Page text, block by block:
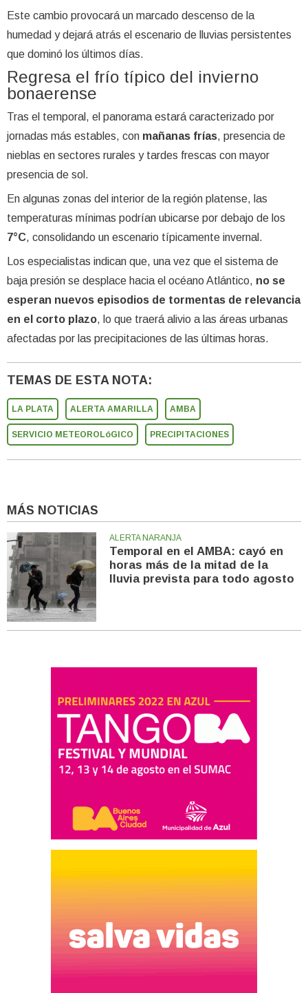
Este cambio provocará un marcado descenso de la
humedad y dejará atrás el escenario de lluvias persistentes
que dominó los últimos días.
Regresa el frío típico del invierno
bonaerense
Tras el temporal, el panorama estará caracterizado por
jornadas más estables, con mañanas frías, presencia de
nieblas en sectores rurales y tardes frescas con mayor
presencia de sol.
En algunas zonas del interior de la región platense, las
temperaturas mínimas podrían ubicarse por debajo de los
7°C, consolidando un escenario típicamente invernal.
Los especialistas indican que, una vez que el sistema de
baja presión se desplace hacia el océano Atlántico, no se
esperan nuevos episodios de tormentas de relevancia
en el corto plazo, lo que traerá alivio a las áreas urbanas
afectadas por las precipitaciones de las últimas horas.
TEMAS DE ESTA NOTA:
LA PLATA ALERTA AMARILLA AMBA
SERVICIO METEOROLóGICO PRECIPITACIONES
MÁS NOTICIAS
ALERTA NARANJA
Temporal en el AMBA: cayó en
horas más de la mitad de la
lluvia prevista para todo agosto